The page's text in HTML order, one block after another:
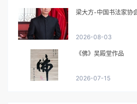
梁大方-中国书法家协
2026-08-03
《佛》吴殿堂作品
2026-07-15